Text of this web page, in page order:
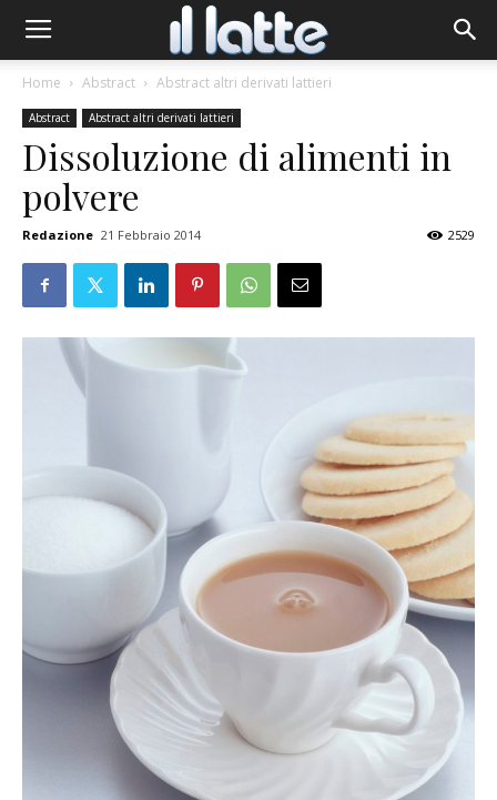
Home Abstract Abstract altri derivati lattieri
Abstract Abstract altri derivati lattieri
Dissoluzione di alimenti in
polvere
Redazione 21 Febbraio 2014 2529